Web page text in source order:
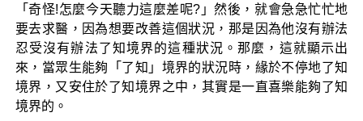
「奇怪!怎麼今天聽力這麼差呢?」然後，就會急急忙忙地
要去求醫，因為想要改善這個狀況，那是因為他沒有辦法
忍受沒有辦法了知境界的這種狀況。那麼，這就顯示出
來，當眾生能夠「了知」境界的狀況時，緣於不停地了知
境界，又安住於了知境界之中，其實是一直喜樂能夠了知
境界的。